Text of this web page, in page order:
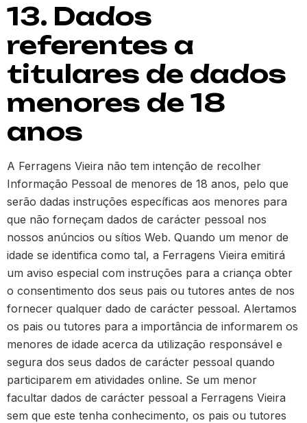
13. Dados
referentes a
titulares de dados
menores de 18
anos
A Ferragens Vieira não tem intenção de recolher
Informação Pessoal de menores de 18 anos, pelo que
serão dadas instruções específicas aos menores para
que não forneçam dados de carácter pessoal nos
nossos anúncios ou sítios Web. Quando um menor de
idade se identifica como tal, a Ferragens Vieira emitirá
um aviso especial com instruções para a criança obter
o consentimento dos seus pais ou tutores antes de nos
fornecer qualquer dado de carácter pessoal. Alertamos
os pais ou tutores para a importância de informarem os
menores de idade acerca da utilização responsável e
segura dos seus dados de carácter pessoal quando
participarem em atividades online. Se um menor
facultar dados de carácter pessoal a Ferragens Vieira
sem que este tenha conhecimento, os pais ou tutores